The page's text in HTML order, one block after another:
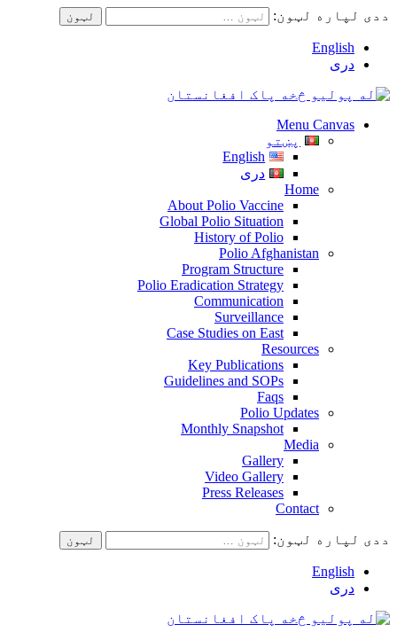
ددی لپاره لټون:
English
دری
Menu Canvas
پښتو
English
دری
Home
About Polio Vaccine
Global Polio Situation
History of Polio
Polio Afghanistan
Program Structure
Polio Eradication Strategy
Communication
Surveillance
Case Studies on East
Resources
Key Publications
Guidelines and SOPs
Faqs
Polio Updates
Monthly Snapshot
Media
Gallery
Video Gallery
Press Releases
Contact
ددی لپاره لټون:
English
دری